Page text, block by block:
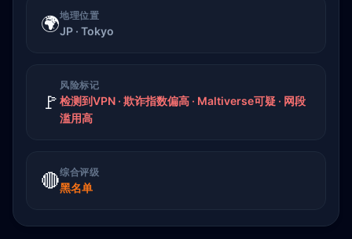
🌍地理位置
JP · Tokyo
🚩
风险标记
检测到VPN · 欺诈指数偏高 · Maltiverse可疑 · 网段
滥用高
🔴综合评级
黑名单